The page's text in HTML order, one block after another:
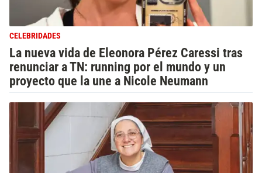
CELEBRIDADES
La nueva vida de Eleonora Pérez Caressi tras
renunciar a TN: running por el mundo y un
proyecto que la une a Nicole Neumann